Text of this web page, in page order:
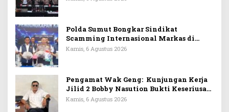
Polda Sumut Bongkar Sindikat
Scamming Internasional Markas di
Apartemen Podomoro, Raup Rp6,7 Miliar
Kamis, 6 Agustus 2026
Pengamat Wak Geng: Kunjungan Kerja
Jilid 2 Bobby Nasution Bukti Keseriusan
Bangun Pulau Nias
Kamis, 6 Agustus 2026